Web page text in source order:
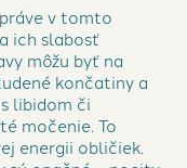
v tomto
ich slabosť
môžu byť na
končatiny a
libidom či
močenie. To
energii obličiek.